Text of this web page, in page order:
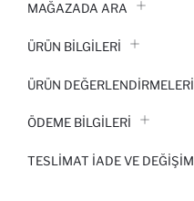
MAĞAZADA ARA
ÜRÜN BILGILERI
ÜRÜN DEĞERLENDİRMELERİ
ÖDEME BİLGİLERİ
TESLIMAT İADE VE DEĞIŞIM